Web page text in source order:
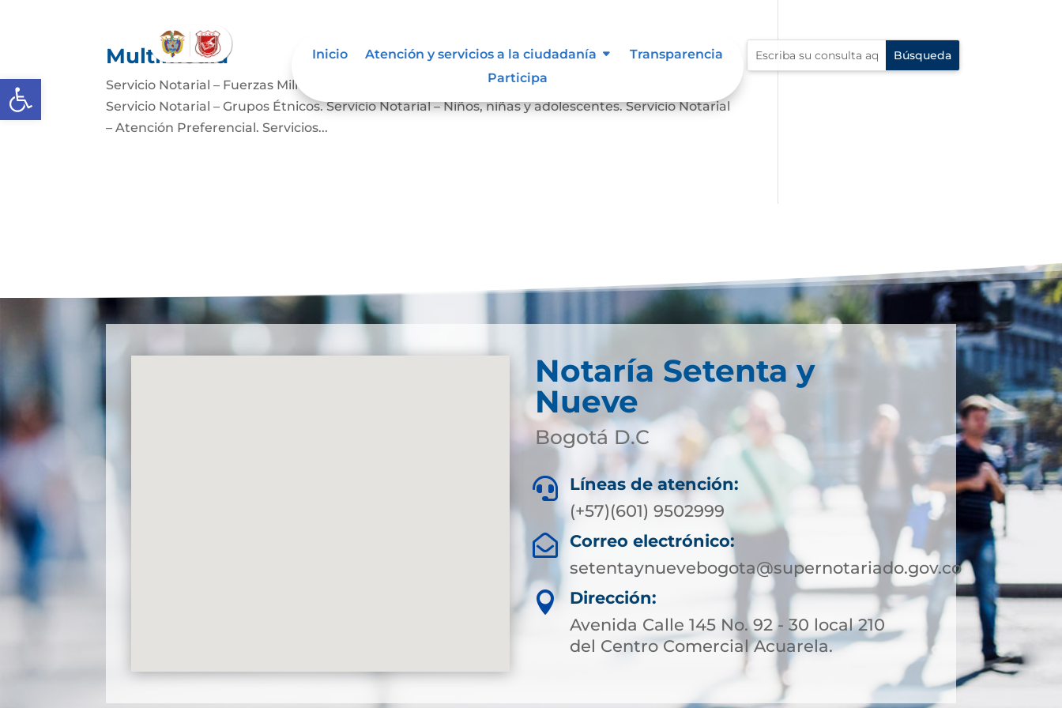
Abrir barra de herramientas
Inicio Atención y servicios a la ciudadanía
Transparencia
Participa
Multimedia
Servicio Notarial – Fuerzas Militares. Servicio Notarial – Personas en Situación de Discapacidad.
Servicio Notarial – Grupos Étnicos. Servicio Notarial – Niños, niñas y adolescentes. Servicio Notarial
– Atención Preferencial. Servicios...
Notaría Setenta y
Nueve
Bogotá D.C

Líneas de atención:
(+57)(601) 9502999

Correo electrónico:
setentaynuevebogota@supernotariado.gov.co

Dirección:
Avenida Calle 145 No. 92 - 30 local 210
del Centro Comercial Acuarela.